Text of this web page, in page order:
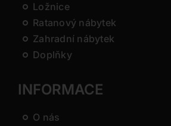
Ložnice
Ratanový nábytek
Zahradní nábytek
Doplňky
INFORMACE
O nás